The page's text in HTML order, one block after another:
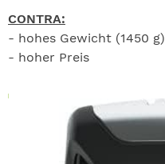
CONTRA:
- hohes Gewicht (1450 g)
- hoher Preis